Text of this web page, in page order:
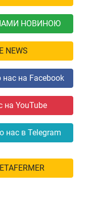
НОВИНОЮ
NEWS
нас на Facebook
на YouTube
нас в Telegram